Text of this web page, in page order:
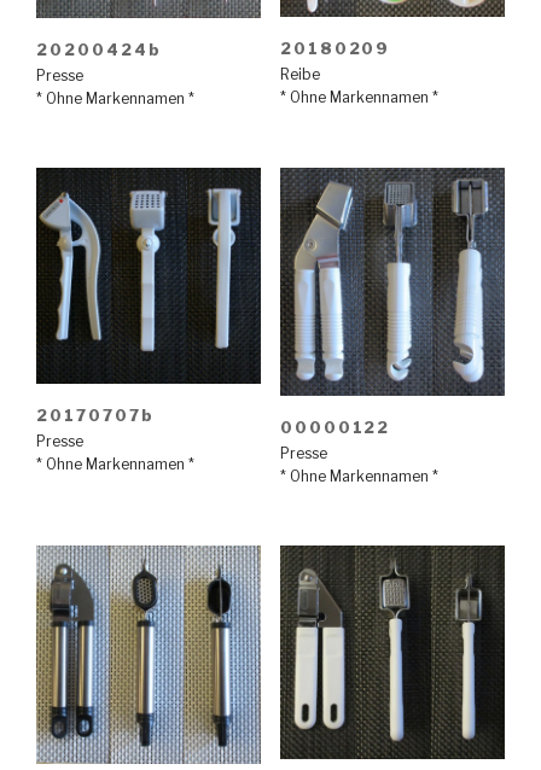
20200424b
Presse
* Ohne Markennamen *
20180209
Reibe
* Ohne Markennamen *
20170707b
Presse
* Ohne Markennamen *
00000122
Presse
* Ohne Markennamen *